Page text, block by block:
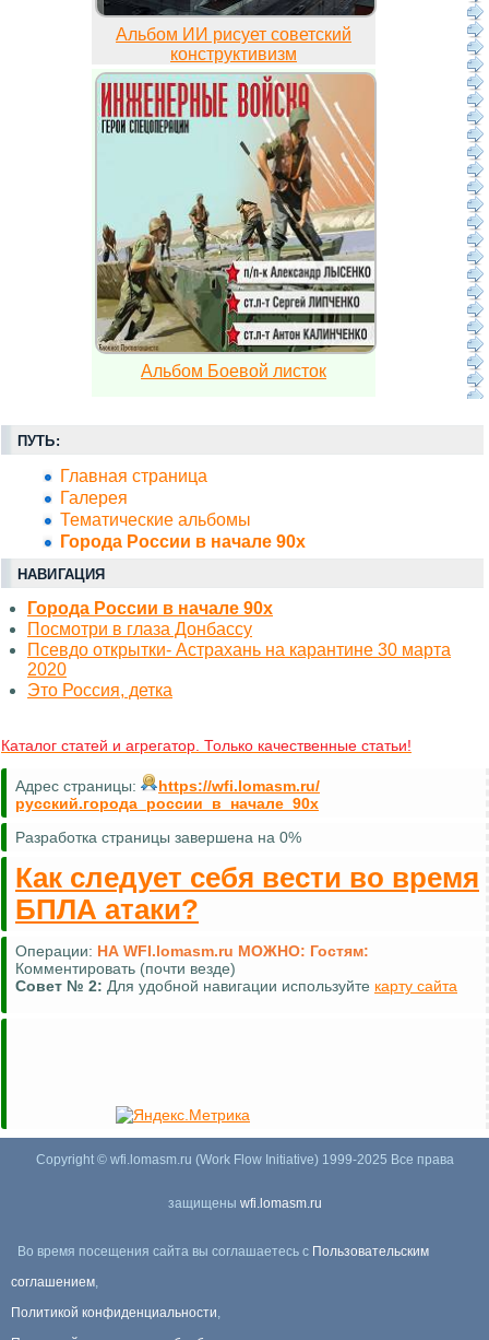
Альбом ИИ рисует советский
конструктивизм
Альбом Боевой листок
ПУТЬ:
Главная страница
Галерея
Тематические альбомы
Города России в начале 90х
НАВИГАЦИЯ
Города России в начале 90х
Посмотри в глаза Донбассу
Псевдо открытки- Астрахань на карантине 30 марта
2020
Это Россия, детка
Каталог статей и агрегатор. Только качественные статьи!
Адрес страницы:
https://wfi.lomasm.ru/
русский.города_россии_в_начале_90х
Разработка страницы завершена на 0%
Как следует себя вести во время
БПЛА атаки?
Операции: НА WFI.lomasm.ru МОЖНО: Гостям:
Комментировать (почти везде)
Совет № 2: Для удобной навигации используйте карту сайта
Copyright © wfi.lomasm.ru (Work Flow Initiative) 1999-2025 Все права
защищены wfi.lomasm.ru
Во время посещения сайта вы соглашаетесь с Пользовательским
соглашением,
Политикой конфиденциальности,